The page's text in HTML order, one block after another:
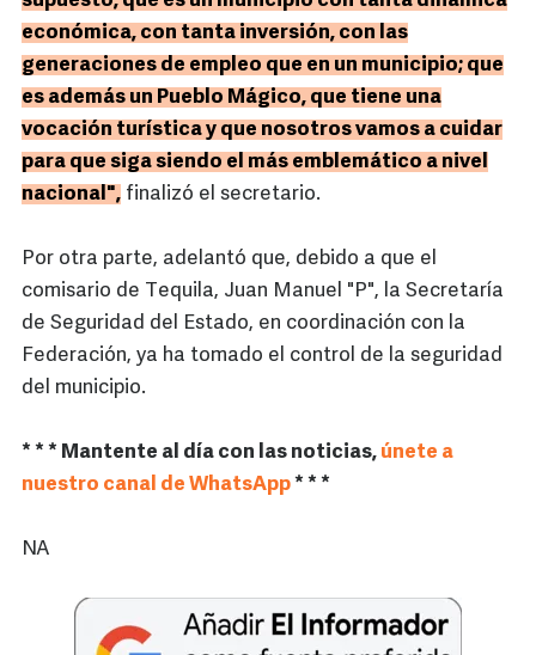
económica, con tanta inversión, con las
generaciones de empleo que en un municipio; que
es además un Pueblo Mágico, que tiene una
vocación turística y que nosotros vamos a cuidar
para que siga siendo el más emblemático a nivel
nacional", finalizó el secretario.
Por otra parte, adelantó que, debido a que el
comisario de Tequila, Juan Manuel "P", la Secretaría
de Seguridad del Estado, en coordinación con la
Federación, ya ha tomado el control de la seguridad
del municipio.
* * * Mantente al día con las noticias, únete a
nuestro canal de WhatsApp* * *
NA